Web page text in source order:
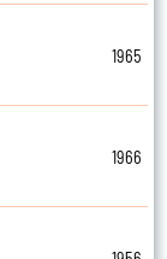
1965
1966